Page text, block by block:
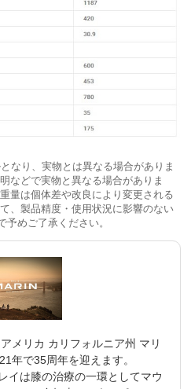
なり、実物とは異なる場合がありま
などで実物と異なる場合がありま
量は個体差や改良により変更される
、製品精度・使用状況に影響のない
予めご了承ください。
メリカ カリフォルニア州 マリ
年で35周年を迎えます。
イは膝の治療の一環としてマウ